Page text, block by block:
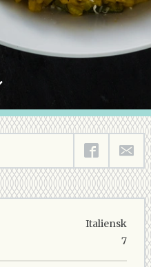
Italiensk
7